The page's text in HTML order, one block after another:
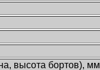
высота бортов), мм